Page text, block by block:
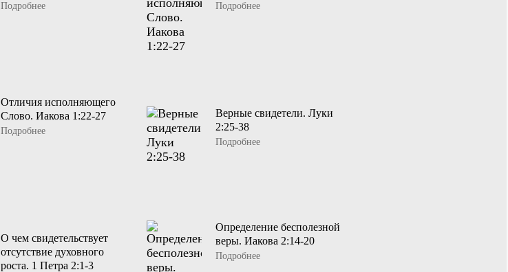
Подробнее Подробнее
Отличия исполняющего
Слово. Иакова 1:22-27
Подробнее
Верные свидетели. Луки
2:25-38
Подробнее
О чем свидетельствует
отсутствие духовного
роста. 1 Петра 2:1-3
Определение бесполезной
веры. Иакова 2:14-20
Подробнее